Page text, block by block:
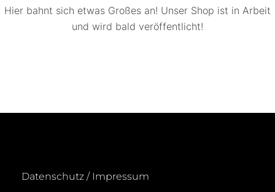
Hier bahnt sich etwas Großes an! Unser Shop ist in Arbeit
und wird bald veröffentlicht!
Datenschutz / Impressum